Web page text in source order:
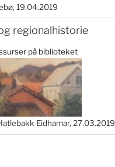
19.04.2019
regionalhistorie
på biblioteket
Eidhamar 27.03.2019